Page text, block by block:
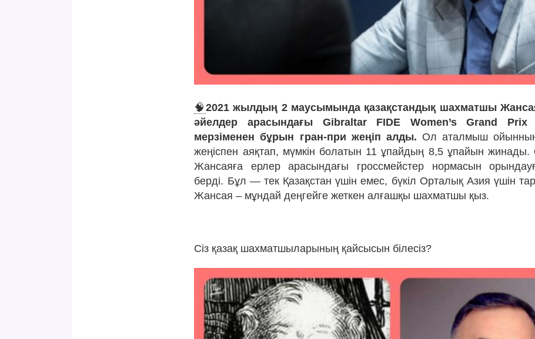
🧠 2021 жылдың 2 маусымында қазақстандық шахматшы
әйелдер арасындағы Gibraltar FIDE Women’s Grand Prix
мерзіменен бұрын гран-при жеңіп алды. Ол аталмыш ойынның
жеңіспен аяқтап, мүмкін болатын 11 ұпайдың 8,5 ұпайын жинады.
Жансаяға ерлер арасындағы гроссмейстер нормасын
берді. Бұл — тек Қазақстан үшін емес, бүкіл Орталық Азия үшін
Жансая – мұндай деңгейге жеткен алғашқы шахматшы қыз.
Сіз қазақ шахматшыларының қайсысын білесіз?